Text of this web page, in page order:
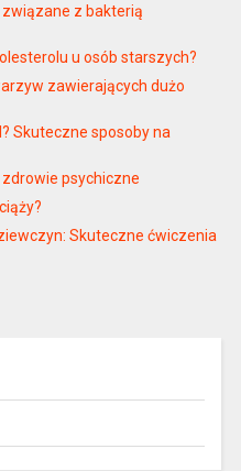
związane z bakterią
u osób starszych?
zawierających dużo
Skuteczne sposoby na
psychiczne
Skuteczne ćwiczenia